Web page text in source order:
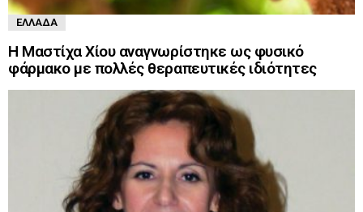
ΕΛΛΆΔΑ
Η Μαστίχα Χίου αναγνωρίστηκε ως φυσικό
φάρμακο με πολλές θεραπευτικές ιδιότητες